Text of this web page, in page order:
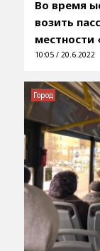
Во время
возить
местности
10:05 / 20.6.2022
Город